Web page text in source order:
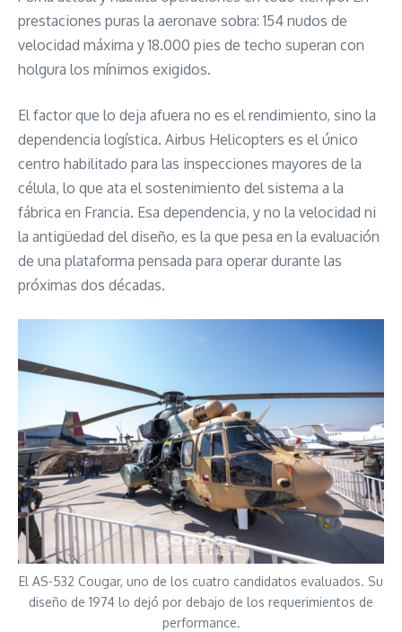
prestaciones puras la aeronave sobra: 154 nudos de
velocidad máxima y 18.000 pies de techo superan con
holgura los mínimos exigidos.
El factor que lo deja afuera no es el rendimiento, sino la
dependencia logística. Airbus Helicopters es el único
centro habilitado para las inspecciones mayores de la
célula, lo que ata el sostenimiento del sistema a la
fábrica en Francia. Esa dependencia, y no la velocidad ni
la antigüedad del diseño, es la que pesa en la evaluación
de una plataforma pensada para operar durante las
próximas dos décadas.
El AS-532 Cougar, uno de los cuatro candidatos evaluados. Su
diseño de 1974 lo dejó por debajo de los requerimientos de
performance.